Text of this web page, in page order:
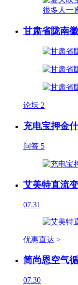
甘肃省陇南
论坛 2
充电宝押金
问答 5
艾美特直流
07.31
优惠直达 >
简尚恩空气
07.30